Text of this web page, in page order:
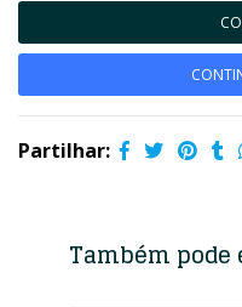
Partilhar:
Também